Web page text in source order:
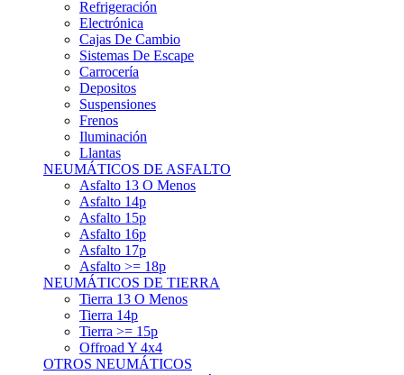
Cajas De Cambio
Sistemas De Escape
Carrocería
Depositos
Suspensiones
Frenos
Iluminación
Llantas
NEUMÁTICOS DE ASFALTO
Asfalto 13 O Menos
Asfalto 14p
Asfalto 15p
Asfalto 16p
Asfalto 17p
Asfalto >= 18p
NEUMÁTICOS DE TIERRA
Tierra 13 O Menos
Tierra 14p
Tierra >= 15p
Offroad Y 4x4
OTROS NEUMÁTICOS
Otros Tipos De Neumáticos